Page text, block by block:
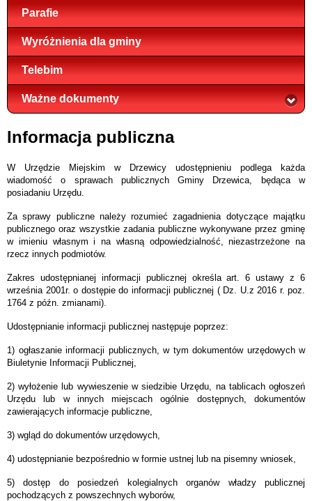
Parafie
Wyróżnienia dla gminy
Telebim
Ważne dokumenty
Informacja publiczna
W Urzędzie Miejskim w Drzewicy udostępnieniu podlega każda
wiadomość o sprawach publicznych Gminy Drzewica, będąca w
posiadaniu Urzędu.
Za sprawy publiczne należy rozumieć zagadnienia dotyczące majątku
publicznego oraz wszystkie zadania publiczne wykonywane przez gminę
w imieniu własnym i na własną odpowiedzialność, niezastrzeżone na
rzecz innych podmiotów.
Zakres udostępnianej informacji publicznej określa art. 6 ustawy z 6
września 2001r. o dostępie do informacji publicznej ( Dz. U.z 2016 r. poz.
1764 z późn. zmianami).
Udostępnianie informacji publicznej następuje poprzez:
1) ogłaszanie informacji publicznych, w tym dokumentów urzędowych w
Biuletynie Informacji Publicznej,
2) wyłożenie lub wywieszenie w siedzibie Urzędu, na tablicach ogłoszeń
Urzędu lub w innych miejscach ogólnie dostępnych, dokumentów
zawierających informacje publiczne,
3) wgląd do dokumentów urzędowych,
4) udostępnianie bezpośrednio w formie ustnej lub na pisemny wniosek,
5) dostęp do posiedzeń kolegialnych organów władzy publicznej
pochodzących z powszechnych wyborów,